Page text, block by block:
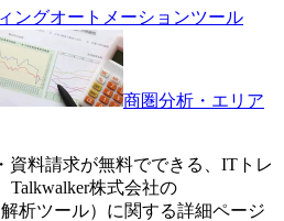
ングオートメーションツール
商圏分析・エリア
資料請求が無料でできる、ITトレ
Talkwalker株式会社の
析ツール）に関する詳細ページ